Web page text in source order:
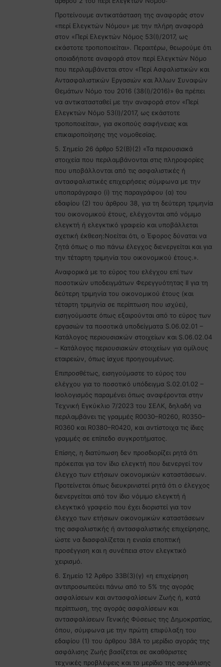
Προτείνουμε αντικατάσταση της αναφοράς στον
«περί Ελεγκτών Νόμου» με την πλήρη αναφορά
στον «Περί Ελεγκτών Νόμος 53(Ι)/2017, ως
εκάστοτε τροποποιείται». Περαιτέρω, θεωρούμε ότι
οποιαδήποτε αναφορά στον περί Ελεγκτών Νόμο
που περιλαμβάνεται στον «Περί Ασφαλιστικών και
Αντασφαλιστικών Εργασιών και Άλλων Συναφών
Θεμάτων Νόμο του 2016 (38(Ι)/2016)» θα πρέπει
να αντικατασταθεί με την αναφορά στον «Περί
Ελεγκτών Νόμο 53(Ι)/2017, ως εκάστοτε
τροποποιείται», για σκοπούς σαφήνειας και
επικαιροποίησης της νομοθεσίας.
5. Σημείο 26 άρθρο 52(Β)(2) «Τα περιουσιακά
στοιχεία που περιλαμβάνονται στις πληροφορίες
που υποβάλλονται από τις ασφαλιστικές ή
αντασφαλιστικές επιχειρήσεις σύμφωνα με την
υποπαράγραφο (i) της παραγράφου (α) του
εδαφίου (2) του άρθρου 38, για τη δεύτερη τριμηνία
του οικονομικού έτους, ελέγχονται από νόμιμο
ελεγκτή ή ελεγκτικό γραφείο και υποβάλλεται
σχετική έκθεση:Νοείται ότι, ο Έφορος δύναται να
ζητά όπως ο πιο πάνω έλεγχος διενεργείται και για
την τέταρτη τριμηνία του οικονομικού έτους.».
Αναφορικά με το εύρος του ελέγχου επί των
ποσοτικών υποδειγμάτων Φερεγγυότητας ΙΙ για τη
δεύτερη τριμηνία του οικονομικού έτους (και
τέταρτη τριμηνία σε περίπτωση που ισχύει),
εισηγούμαστε όπως εξαιρούνται από το εύρος των
εργασιών τα ποσοτικά υποδείγματα S.06.02.01 –
Κατάλογος περιουσιακών στοιχείων και S.06.02.04
– Κατάλογος περιουσιακών στοιχείων για ομίλους
εταιρειών, όπως ίσχυε προηγουμένως.
Επιπροσθέτως, εισηγούμαστε το εύρος του
ελέγχου για το ποσοτικό υπόδειγμα S.02.01.02 –
Ισολογισμός παραμένει όπως αναφέρονται στην
Τεχνική Εγκύκλιο 7/2023 του ΣΕΛΚ, δηλαδή να
περιλαμβάνει τις γραμμές R0030–R0260, R0350–
R0360 και R0380–R0420, και αντίστοιχα τις ίδιες
γραμμές σε επίπεδο συγκροτήματος.
Επίσης, η διατύπωση δεν προσδιορίζει ρητά ότι
πρόκειται για τον ίδιο ελεγκτή που διενεργεί τον
έλεγχο των ετήσιων οικονομικών καταστάσεων.
Προτείνεται όπως διευκρινιστεί ρητά ότι ο έλεγχος
διενεργείται από τον ίδιο νόμιμο ελεγκτή ή
ελεγκτικό γραφείο που έχει διοριστεί για τον
έλεγχο των ετήσιων οικονομικών καταστάσεων
της ασφαλιστικής ή αντασφαλιστικής επιχείρησης,
ώστε να διασφαλίζεται η ενιαία εποπτική
προσέγγιση και η συνέπεια στον ελεγκτικό
χειρισμό.
6. Σημείο 12 Άρθρο 33Β(3)(γ) «η επιχείρηση
αντιπροσωπεύει πάνω από το 5% της αγοράς
ασφαλίσεων και αντασφαλίσεων Ζωής ή, κατά
περίπτωση, της αγοράς ασφαλίσεων και
αντασφαλίσεων Γενικής Φύσεως της Δημοκρατίας,
όπου, σύμφωνα με την πρώτη επιφύλαξη του
εδαφίου (1) του άρθρου 38Α το μερίδιο αγοράς της
ασφάλισης Ζωής βασίζεται σε ακαθάριστες
τεχνικές προβλέψεις και το μερίδιο της ασφάλισης